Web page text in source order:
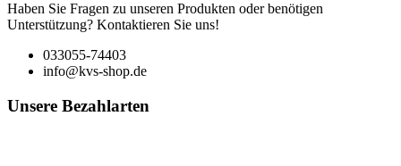
Haben Sie Fragen zu unseren Produkten oder benötigen
Unterstützung? Kontaktieren Sie uns!
033055-74403
info@kvs-shop.de
Unsere Bezahlarten